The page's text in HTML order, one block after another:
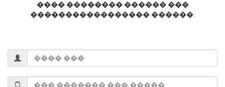
���� �������� ������ ���
����������������� ������.